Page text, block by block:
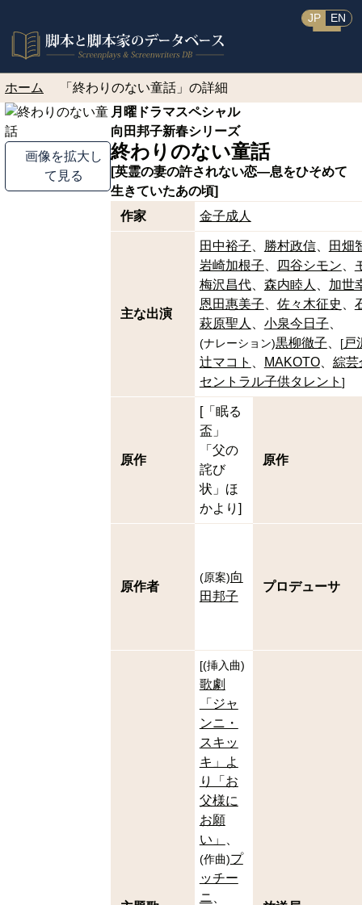
JP EN
ホーム 「終わりのない童話」の詳細
画像を拡大し
て見る
月曜ドラマスペシャル
向田邦子新春シリーズ
終わりのない童話
[英霊の妻の許されない恋―息をひそめて
生きていたあの頃]
作家
金子成人
主な出演
田中裕子 勝村政信
田畑
岩崎加根子
四谷シモン
梅沢昌代
森内睦人
加世
恩田惠美子
佐々木征史
萩原聖人
小泉今日子
(ナレーション)黒柳徹子 [戸
辻マコト
MAKOTO
綜芸
セントラル子供タレント ]
原作
[「眠る
盃」
「父の
詫び
状」ほ
かより]
原作
原作者
(原案)向
田邦子
プロデューサ
[(挿入曲)
歌劇
「ジャ
ンニ・
スキッ
キ」よ
り「お
父様に
お願
い」
(作曲)プ
ッチー
ニ